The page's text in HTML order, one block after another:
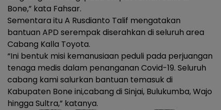
Bone,” kata Fahsar.
Sementara itu A Rusdianto Talif mengatakan
bantuan APD serempak diserahkan di seluruh area
Cabang Kalla Toyota.
“Ini bentuk misi kemanusiaan peduli pada perjuangan
tenaga medis dalam penanganan Covid-19. Seluruh
cabang kami salurkan bantuan temasuk di
Kabupaten Bone ini,cabang di Sinjai, Bulukumba, Wajo
hingga Sultra,” katanya.